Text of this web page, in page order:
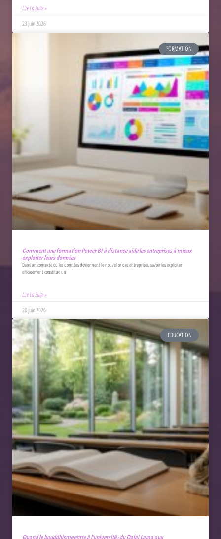
Lire La Suite »
23 juin 2026
FORMATION
Comment une formation Power BI à distance aide les entreprises à mieux
exploiter leurs données
Dans un contexte où les données deviennent le nouvel or des entreprises, savoir les exploiter
efficacement constitue un
Lire La Suite »
20 juin 2026
EDUCATION
Quand le bouddhisme entre à l’université : du Dalai Lama aux